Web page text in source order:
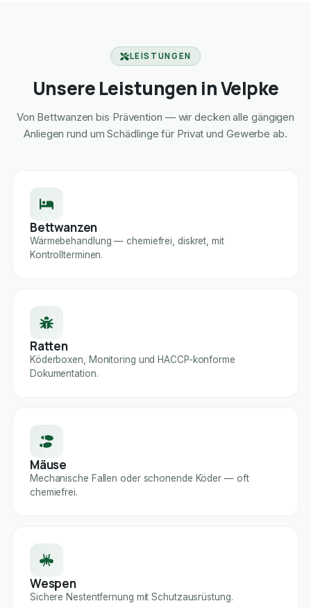
LEISTUNGEN
Unsere Leistungen in Velpke
Von Bettwanzen bis Prävention — wir decken alle gängigen
Anliegen rund um Schädlinge für Privat und Gewerbe ab.
Bettwanzen
Wärmebehandlung — chemiefrei, diskret, mit
Kontrollterminen.
Ratten
Köderboxen, Monitoring und HACCP-konforme
Dokumentation.
Mäuse
Mechanische Fallen oder schonende Köder — oft
chemiefrei.
Wespen
Sichere Nestentfernung mit Schutzausrüstung.